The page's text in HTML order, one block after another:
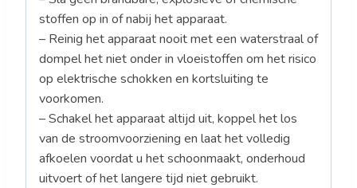
stoffen op in of nabij het apparaat.
– Reinig het apparaat nooit met een waterstraal of
dompel het niet onder in vloeistoffen om het risico
op elektrische schokken en kortsluiting te
voorkomen.
– Schakel het apparaat altijd uit, koppel het los
van de stroomvoorziening en laat het volledig
afkoelen voordat u het schoonmaakt, onderhoud
uitvoert of het langere tijd niet gebruikt.